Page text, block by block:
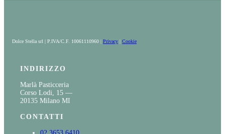
Dolce Stella srl | P.IVA/C.F. 10061110960 | Privacy Cookie
INDIRIZZO
Marlà Pasticceria
Corso Lodi, 15 —
20135 Milano MI
CONTATTI